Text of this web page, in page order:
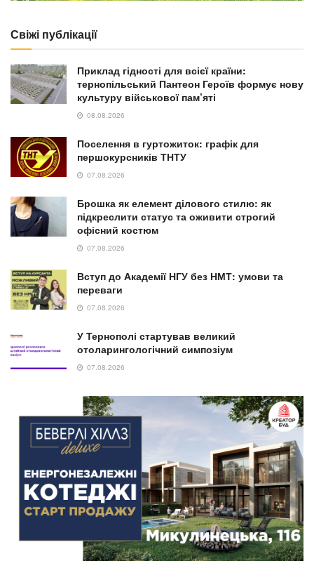
Свіжі публікації
Приклад гідності для всієї країни:
тернопільський Пантеон Героїв формує нову
культуру військової пам’яті
08.08.2026
Поселення в гуртожиток: графік для
першокурсників ТНТУ
07.08.2026
Брошка як елемент ділового стилю: як
підкреслити статус та оживити строгий
офісний костюм
07.08.2026
Вступ до Академії НГУ без НМТ: умови та
переваги
07.08.2026
У Тернополі стартував великий
отоларингологічний симпозіум
07.08.2026